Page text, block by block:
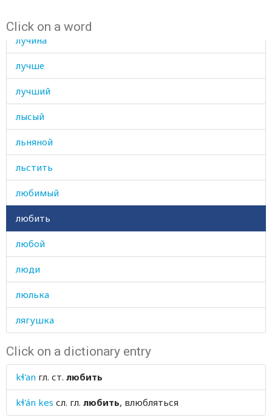
Click on a word
лучина
лучше
лучший
лысый
льняной
льстить
любимый
любить
любой
люди
люлька
лягушка
Click on a dictionary entry
kɬ'an гл. ст. любить
kɬ'án kes сл. гл. любить, влюбляться